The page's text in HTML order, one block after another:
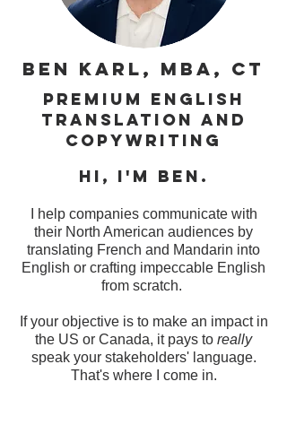
BEN KARL, MBA, CT
Premium English
translation and
copywriting
Hi, I'm Ben.
I help companies communicate with
their North American audiences by
translating French and Mandarin into
English or crafting impeccable English
from scratch.
If your objective is to make an impact in
the US or Canada, it pays to really
speak your stakeholders' language.
That's where I come in.